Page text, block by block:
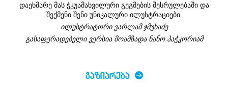
დაეხმარე მას ჭკუამახვილური გეგმების შესრულებაში და
შექმენი შენი უნიკალური ილუსტრაციები.
ილუსტრატორი ვარლამ ჯმუხაძე
გასაფერადებელი ვერსია მოამზადა ნანო პაჭკორიამ
ᲒᲐᲖᲘᲐᲠᲔᲑᲐ